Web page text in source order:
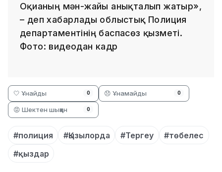
Оқиғаның мән-жайы анықталып жатыр»,
– деп хабарлады облыстық Полиция
департаментінің баспасөз қызметі.
Фото: видеодан кадр
🤍 Ұнайды 0 😞 Ұнамайды 0
😡 Шектен шыққан 0
#полиция #Қызылорда #Тергеу
#төбелес
#қыздар